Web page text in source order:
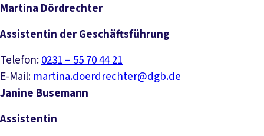
Martina Dördrechter
Assistentin der Geschäftsführung
Telefon:0231 – 55 70 44 21
E-Mail:martina.doerdrechter@dgb.de
Janine Busemann
Assistentin